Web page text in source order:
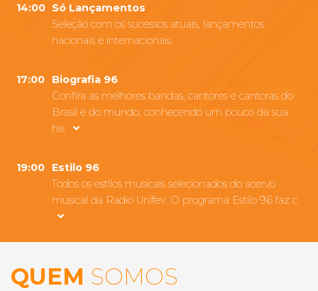
14:00 Só Lançamentos
Seleção com os sucessos atuais, lançamentos
nacionais e internacionais.
17:00
Biografia 96
Confira as melhores bandas, cantores e cantoras do
Brasil e do mundo, conhecendo um pouco da sua
his
19:00
Estilo 96
Todos os estilos musicais selecionados do acervo
musical da Radio Unifev. O programa Estilo 96 faz c
QUEM SOMOS